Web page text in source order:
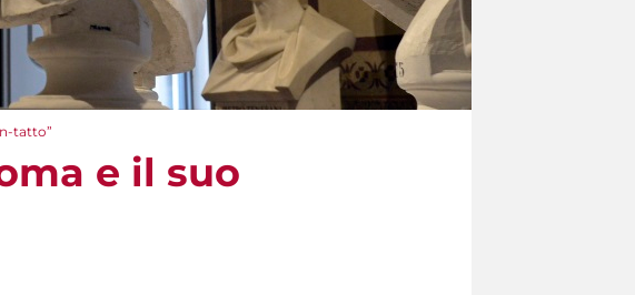
tatto”
e il suo